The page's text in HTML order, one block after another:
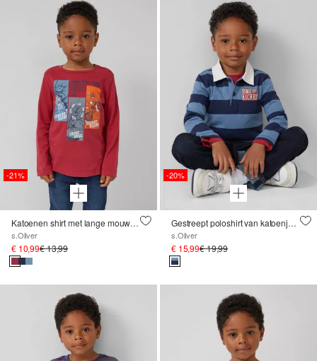
-21%
Katoenen shirt met lange mouwen en print op de voorkant
s.Oliver
€ 10,99€ 13,99
-20%
Gestreept poloshirt van katoenjersey
s.Oliver
€ 15,99€ 19,99